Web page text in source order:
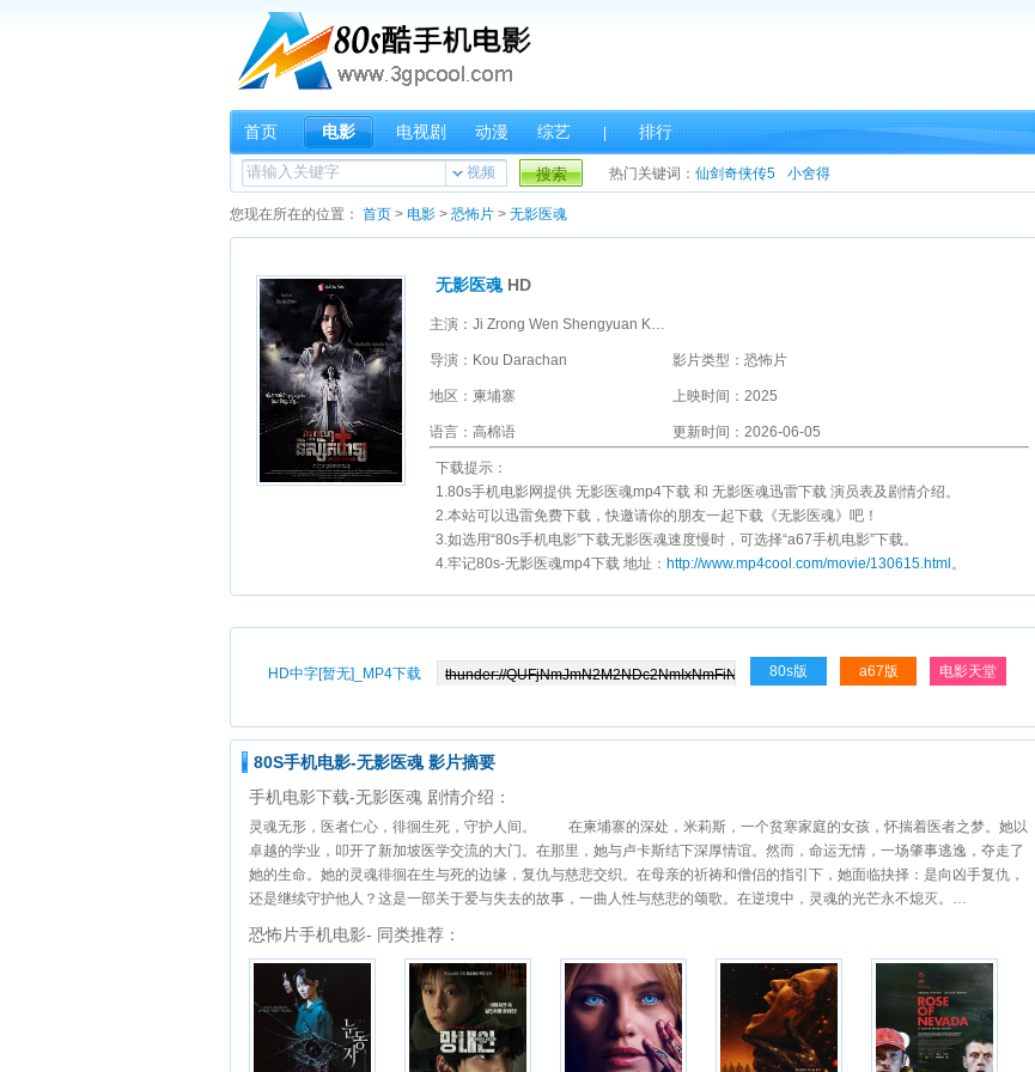
首页 电影 电视剧 动漫 综艺 排行
视频 搜索 热门关键词： 仙剑奇侠传5 小舍得
您现在所在的位置： 首页 > 电影 > 恐怖片 > 无影医魂
无影医魂 HD
主演：Ji Zrong Wen Shengyuan Keo Sinak
导演：Kou Darachan 影片类型：恐怖片
地区：柬埔寨 上映时间：2025
语言：高棉语 更新时间：2026-06-05
下载提示：
1.80s手机电影网提供 无影医魂mp4下载 和 无影医魂迅雷下载 演员表及剧情介绍。
2.本站可以迅雷免费下载，快邀请你的朋友一起下载《无影医魂》吧！
3.如选用“80s手机电影”下载无影医魂速度慢时，可选择“a67手机电影”下载。
4.牢记80s-无影医魂mp4下载 地址： http://www.mp4cool.com/movie/130615.html 。
HD中字[暂无]_MP4下载 80s版 a67版 电影天堂
80S手机电影-无影医魂 影片摘要
手机电影下载-无影医魂 剧情介绍：
灵魂无形，医者仁心，徘徊生死，守护人间。 在柬埔寨的深处，米莉斯，一个贫寒家庭的女孩，怀揣着医者之梦。她以
卓越的学业，叩开了新加坡医学交流的大门。在那里，她与卢卡斯结下深厚情谊。然而，命运无情，一场肇事逃逸，夺走了
她的生命。她的灵魂徘徊在生与死的边缘，复仇与慈悲交织。在母亲的祈祷和僧侣的指引下，她面临抉择：是向凶手复仇，
还是继续守护他人？这是一部关于爱与失去的故事，一曲人性与慈悲的颂歌。在逆境中，灵魂的光芒永不熄灭。…
恐怖片手机电影- 同类推荐：